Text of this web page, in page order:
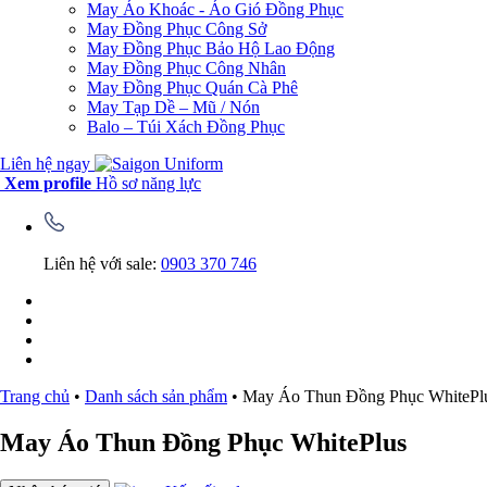
May Áo Khoác - Áo Gió Đồng Phục
May Đồng Phục Công Sở
May Đồng Phục Bảo Hộ Lao Động
May Đồng Phục Công Nhân
May Đồng Phục Quán Cà Phê
May Tạp Dề – Mũ / Nón
Balo – Túi Xách Đồng Phục
Liên hệ ngay
Xem profile Hồ sơ năng lực
Liên hệ với sale: 0903 370 746
Trang chủ • Danh sách sản phẩm • May Áo Thun Đồng Phục
May Áo Thun Đồng Phục WhitePlus